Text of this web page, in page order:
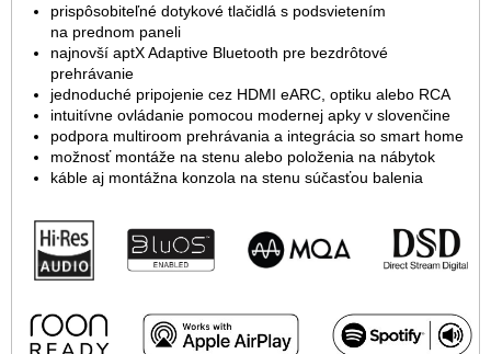
prispôsobiteľné dotykové tlačidlá s podsvietením
na prednom paneli
najnovší aptX Adaptive Bluetooth pre bezdrôtové
prehrávanie
jednoduché pripojenie cez HDMI eARC, optiku alebo RCA
intuitívne ovládanie pomocou modernej apky v slovenčine
podpora multiroom prehrávania a integrácia so smart home
možnosť montáže na stenu alebo položenia na nábytok
káble aj montážna konzola na stenu súčasťou balenia